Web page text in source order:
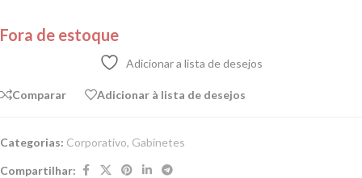
Fora de estoque
Adicionar a lista de desejos
Comparar Adicionar à lista de desejos
Categorias: Corporativo, Gabinetes
Compartilhar: